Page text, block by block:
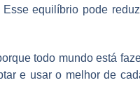
equilíbrio pode
todo mundo está
e usar o melhor de